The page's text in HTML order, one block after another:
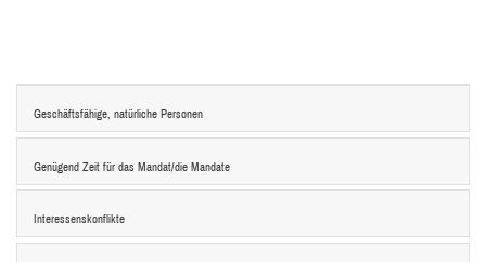
Geschäftsfähige, natürliche Personen
Genügend Zeit für das Mandat/die Mandate
Interessenskonflikte